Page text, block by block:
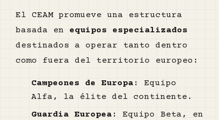
El CEAM promueve una estructura
basada en equipos especializados
destinados a operar tanto dentro
como fuera del territorio europeo:
Campeones de Europa : Equipo
Alfa, la élite del continente.
Guardia Europea : Equipo Beta, en